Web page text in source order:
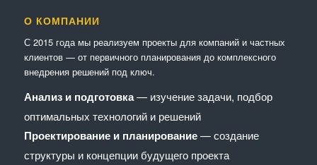
О КОМПАНИИ
С 2015 года мы реализуем проекты для компаний и частных
клиентов — от первичного планирования до комплексного
внедрения решений под ключ.
Анализ и подготовка— изучение задачи, подбор
оптимальных технологий и решений
Проектирование и планирование— создание
структуры и концепции будущего проекта